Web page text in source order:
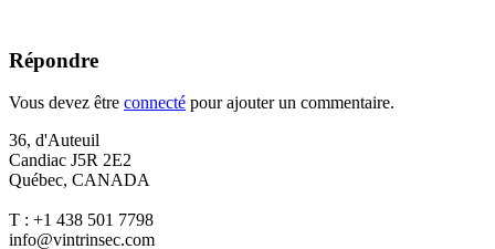
Répondre
Vous devez être connecté pour ajouter un commentaire.
36, d'Auteuil
Candiac J5R 2E2
Québec, CANADA
T : +1 438 501 7798
info@vintrinsec.com